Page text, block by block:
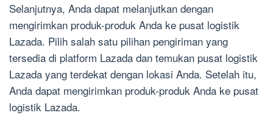
Selanjutnya, Anda dapat melanjutkan dengan
mengirimkan produk-produk Anda ke pusat logistik
Lazada. Pilih salah satu pilihan pengiriman yang
tersedia di platform Lazada dan temukan pusat logistik
Lazada yang terdekat dengan lokasi Anda. Setelah itu,
Anda dapat mengirimkan produk-produk Anda ke pusat
logistik Lazada.